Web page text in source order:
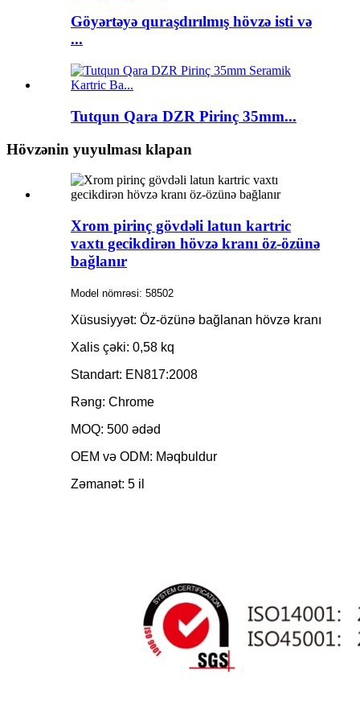
Göyərtəyə quraşdırılmış hövzə isti və
...
Tutqun Qara DZR Pirinç 35mm...
Hövzənin yuyulması klapan
Xrom pirinç gövdəli latun kartric
vaxtı gecikdirən hövzə kranı öz-özünə
bağlanır
Model nömrəsi: 58502
Xüsusiyyət: Öz-özünə bağlanan hövzə kranı
Xalis çəki: 0,58 kq
Standart: EN817:2008
Rəng: Chrome
MOQ: 500 ədəd
OEM və ODM: Məqbuldur
Zəmanət: 5 il